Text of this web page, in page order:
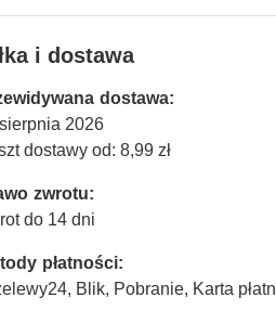
i dostawa
dostawa:
2026
dostawy od: 8,99 zł
zwrotu:
do 14 dni
płatności:
Blik, Pobranie, Karta